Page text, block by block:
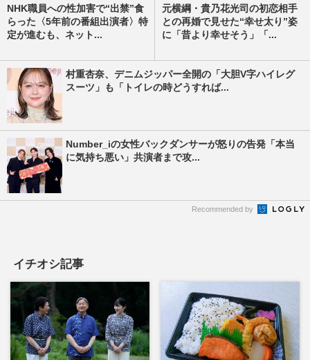
NHK職員への性加害で“出禁”食
らった〈5年前の番組出演者〉特
定が進むも、ネット...
元横綱・貴乃花光司の初恋相手
との再婚で見せた“幸せ太り”姿
に「昔より幸せそう」「...
村重杏奈、デニムジッパー全開の「大胆V字ハイレグ
スーツ」も「トイレの時どうすれば...
Number_iの女性バックダンサーが怒りの告発「本当
に気持ち悪い」共演者まで攻...
Recommended by
イチオシ記事